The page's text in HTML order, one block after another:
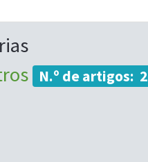
N.º de artigos: 2